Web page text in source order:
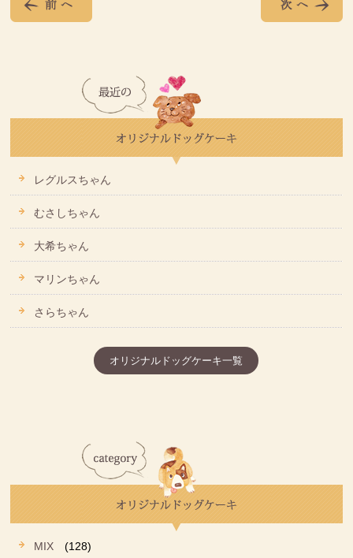
レグルスちゃん
むさしちゃん
大希ちゃん
マリンちゃん
さらちゃん
オリジナルドッグケーキ一覧
MIX (128)